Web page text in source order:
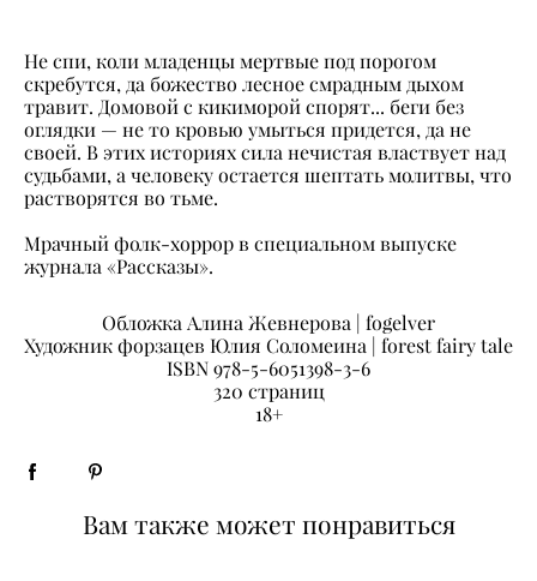
Не спи, коли младенцы мертвые под порогом
скребутся, да божество лесное смрадным дыхом
травит. Домовой с кикиморой спорят... беги без
оглядки — не то кровью умыться придется, да не
своей. В этих историях сила нечистая властвует над
судьбами, а человеку остается шептать молитвы, что
растворятся во тьме.
Мрачный фолк-хоррор в специальном выпуске
журнала «Рассказы».
Обложка Алина Жевнерова | fogelver
Художник форзацев Юлия Соломеина | forest fairy tale
ISBN 978-5-6051398-3-6
320 страниц
18+
Вам также может понравиться